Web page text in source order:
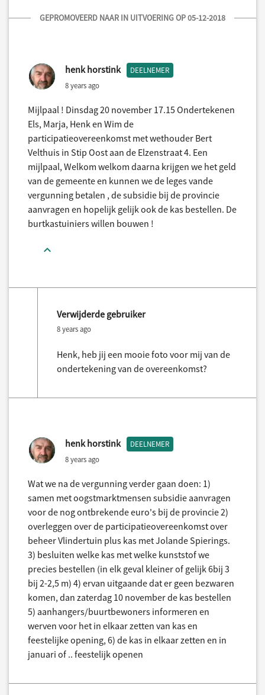
GEPROMOVEERD NAAR IN UITVOERING OP 05-12-2018
henk horstink DEELNEMER
8 years ago
Mijlpaal ! Dinsdag 20 november 17.15 Ondertekenen
Els, Marja, Henk en Wim de
participatieovereenkomst met wethouder Bert
Velthuis in Stip Oost aan de Elzenstraat 4. Een
mijlpaal, Welkom welkom daarna krijgen we het geld
van de gemeente en kunnen we de leges vande
vergunning betalen , de subsidie bij de provincie
aanvragen en hopelijk gelijk ook de kas bestellen. De
burtkastuiniers willen bouwen !
Verwijderde gebruiker
8 years ago
Henk, heb jij een mooie foto voor mij van de
ondertekening van de overeenkomst?
henk horstink DEELNEMER
8 years ago
Wat we na de vergunning verder gaan doen: 1)
samen met oogstmarktmensen subsidie aanvragen
voor de nog ontbrekende euro's bij de provincie 2)
overleggen over de participatieovereenkomst over
beheer Vlindertuin plus kas met Jolande Spierings.
3) besluiten welke kas met welke kunststof we
precies bestellen (in elk geval kleiner of gelijk 6bij 3
bij 2-2,5 m) 4) ervan uitgaande dat er geen bezwaren
komen, dan zaterdag 10 november de kas bestellen
5) aanhangers/buurtbewoners informeren en
werven voor het in elkaar zetten van kas en
feestelijke opening, 6) de kas in elkaar zetten en in
januari of .. feestelijk openen